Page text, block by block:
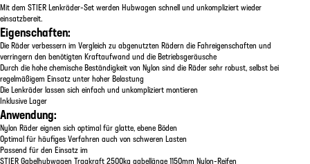
Mit dem STIER Lenkräder-Set werden Hubwagen schnell und unkompliziert wieder
einsatzbereit.
Eigenschaften:
Die Räder verbessern im Vergleich zu abgenutzten Rädern die Fahreigenschaften und
verringern den benötigten Kraftaufwand und die Betriebsgeräusche
Durch die hohe chemische Beständigkeit von Nylon sind die Räder sehr robust, selbst bei
regelmäßigem Einsatz unter hoher Belastung
Die Lenkräder lassen sich einfach und unkompliziert montieren
Inklusive Lager
Anwendung:
Nylon Räder eignen sich optimal für glatte, ebene Böden
Optimal für häufiges Verfahren auch von schweren Lasten
Passend für den Einsatz im
STIER Gabelhubwagen Tragkraft 2500kg gabellänge 1150mm Nylon-Reifen